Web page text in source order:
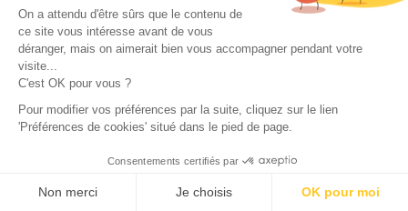
On a attendu d'être sûrs que le contenu de
ce site vous intéresse avant de vous
déranger, mais on aimerait bien vous accompagner pendant votre
visite...
C'est OK pour vous ?
Pour modifier vos préférences par la suite, cliquez sur le lien
'Préférences de cookies' situé dans le pied de page.
Consentements certifiés par
Non merci Je choisis OK pour moi